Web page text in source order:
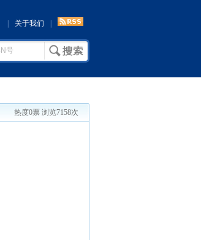
关于我们
热度0票 浏览7158次